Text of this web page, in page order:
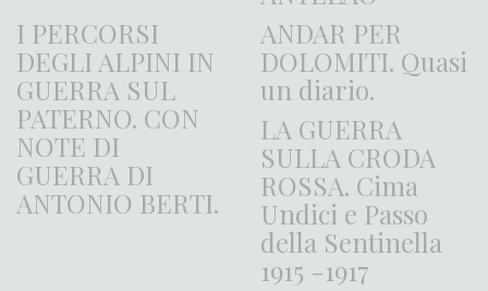
I PERCORSI
DEGLI ALPINI IN
GUERRA SUL
PATERNO. CON
NOTE DI
GUERRA DI
ANTONIO BERTI.
ANDAR PER
DOLOMITI. Quasi
un diario.
LA GUERRA
SULLA CRODA
ROSSA. Cima
Undici e Passo
della Sentinella
1915 -1917